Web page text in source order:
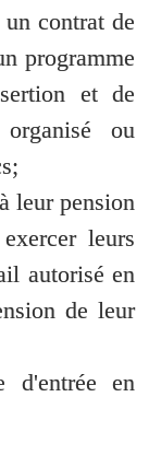
contrat de
programme
et de
organisé ou
leur pension
leurs
autorisé en
de leur
en